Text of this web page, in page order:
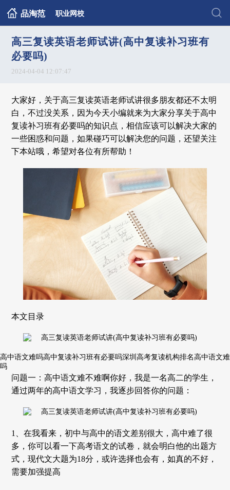
品淘范 职业网校
高三复读英语老师试讲(高中复读补习班有
必要吗)
2024-04-04 12:07:47
大家好，关于高三复读英语老师试讲很多朋友都还不太明
白，不过没关系，因为今天小编就来为大家分享关于高中
复读补习班有必要吗的知识点，相信应该可以解决大家的
一些困惑和问题，如果碰巧可以解决您的问题，还望关注
下本站哦，希望对各位有所帮助！
本文目录
高中语文难吗高中复读补习班有必要吗深圳高考复读机构排名高中语文难
吗
问题一：高中语文难不难啊你好，我是一名高二的学生，
通过两年的高中语文学习，我逐步回答你的问题：
1、在我看来，初中与高中的语文差别很大，高中难了很
多，你可以看一下高考语文的试卷，就会明白他的出题方
式，现代文大题为18分，或许选择也会有，如真的不好，
需要加强提高